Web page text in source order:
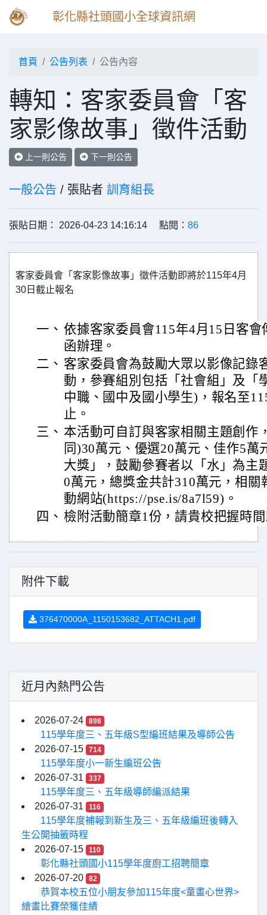
彰化縣社頭國小全球資訊網
首頁 公告列表 公告內容
轉知：客家委員會「客
家影像故事」徵件活動
上一則公告 下一則公告
一般公告 / 張貼者 訓育組長
張貼日期： 2026-04-23 14:16:14 點閱： 86
客家委員會「客家影像故事」徵件活動即將於115年4月
30日截止報名
一、 依據客家委員會115年4月15日客會
函辦理。
二、 客家委員會為鼓勵大眾以影像記錄
動，參賽組別包括「社會組」及「
中職、國中及國小學生)，報名至
止。
三、 本活動可自訂與客家相關主題創作
同)30萬元、優選20萬元、佳作5萬
大獎」，鼓勵參賽者以「水」為主
0萬元，總獎金共計310萬元，相關
動網站(https://pse.is/8a7l59)。
四、 檢附活動簡章1份，請貴校把握時
附件下載
376470000A_1150153682_ATTACH1.pdf
近月內熱門公告
2026-07-24 898
115學年度三、五年級S型編班結果及導師公告
2026-07-15
714
115學年度小一新生編班公告
2026-07-31
337
115學年度三、五年級導師編派結果
2026-07-31
116
115學年度補報到新生及三、五年級編班後轉入
生公開抽籤時程
2026-07-15
110
彰化縣社頭國小115學年度廚工招聘簡章
2026-07-20
82
恭賀本校五位小朋友參加115年度<童畫心世界>
繪畫比賽榮獲佳績